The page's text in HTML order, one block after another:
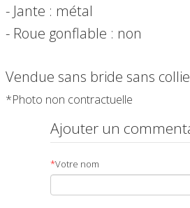
- Jante : métal
- Roue gonflable : non
Vendue sans bride sans
*Photo non contractuelle
Ajouter un
*Votre nom